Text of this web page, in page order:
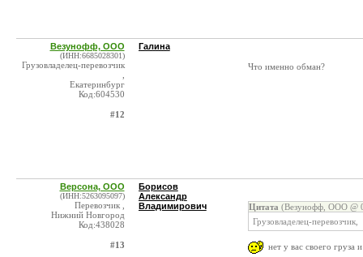
Везунофф, ООО
(ИНН:6685028301)
Грузовладелец-перевозчик
Екатеринбург
Код:604530
#12
Галина
Что именно обман?
Версона, ООО
(ИНН:5263095097)
Перевозчик ,
Нижний Новгород
Код:438028
#13
Борисов
Александр
Владимирович
Цитата (Везунофф, ООО @
Грузовладелец-перевозчик,
нет у вас своего груза